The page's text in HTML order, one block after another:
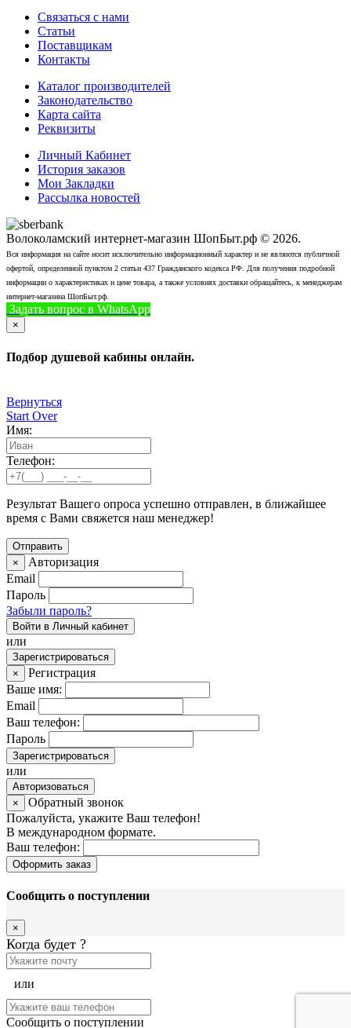
Связаться с нами
Статьи
Поставщикам
Контакты
Каталог производителей
Законодательство
Карта сайта
Реквизиты
Личный Кабинет
История заказов
Мои Закладки
Рассылка новостей
Волоколамский интернет-магазин ШопБыт.рф © 2026.
Вся информация на сайте носит исключительно информационный характер и не являются публичной
офертой, определенной пунктом 2 статьи 437 Гражданского кодекса РФ. Для получения подробной
информации о характеристиках и цене товара, а также условиях доставки обращайтесь, к менеджерам
интернет-магазина ШопБыт.рф.
Задать вопрос в WhatsApp
×
Подбор душевой кабины онлайн.
Вернуться
Start Over
Имя:
Телефон:
Результат Вашего опроса успешно отправлен, в ближайшее
время с Вами свяжется наш менеджер!
×
Авторизация
Email
Пароль
Забыли пароль?
Войти в Личный кабинет
или
Зарегистрироваться
×
Регистрация
Ваше имя:
Email
Ваш телефон:
Пароль
Зарегистрироваться
или
Авторизоваться
×
Обратный звонок
Пожалуйста, укажите Ваш телефон!
В международном формате.
Ваш телефон:
Оформить заказ
Сообщить о поступлении
×
Когда будет ?
или
Сообщить о поступлении